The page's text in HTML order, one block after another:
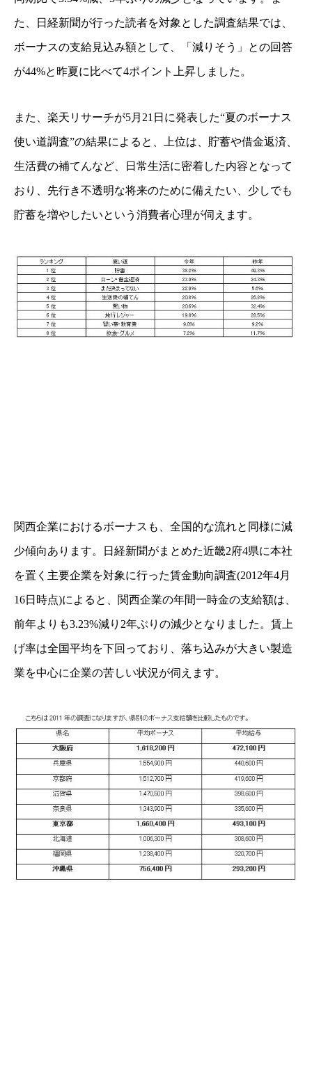
た、日経新聞が行った読者を対象とした調査結果では、
ボーナスの支給見込み額として、「減りそう」との回答
が44%と昨夏に比べて4ポイント上昇しました。
また、楽天リサーチが5月21日に発表した“夏のボーナス
使い道調査”の結果によると、上位は、貯蓄や借金返済、
生活費の補てんなど、日常生活に密着した内容となって
おり、先行き不透明な将来のために備えたい、少しでも
貯蓄を増やしたいという消費者心理が伺えます。
関西企業におけるボーナスも、全国的な流れと同様に減
少傾向あります。日経新聞がまとめた近畿2府4県に本社
を置く主要企業を対象に行った賃金動向調査(2012年4月
16日時点)によると、関西企業の年間一時金の支給額は、
前年よりも3.23%減り2年ぶりの減少となりました。賃上
げ率は全国平均を下回っており、落ち込みが大きい製造
業を中心に企業の苦しい状況が伺えます。